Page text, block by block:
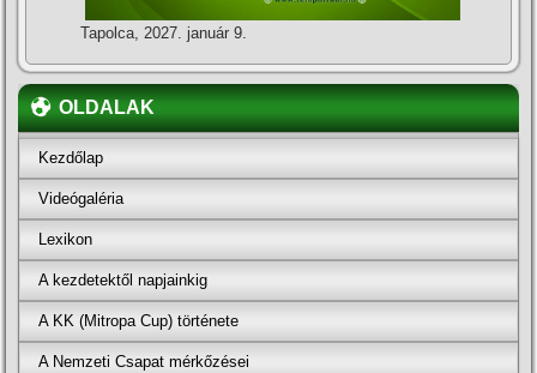
Tapolca, 2027. január 9.
OLDALAK
Kezdőlap
Videógaléria
Lexikon
A kezdetektől napjainkig
A KK (Mitropa Cup) története
A Nemzeti Csapat mérkőzései